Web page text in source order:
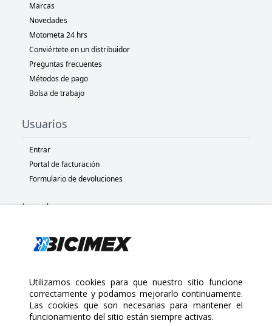
Marcas
Novedades
Motometa 24 hrs
Conviértete en un distribuidor
Preguntas frecuentes
Métodos de pago
Bolsa de trabajo
Usuarios
Entrar
Portal de facturación
Formulario de devoluciones
Legal
Políticas de privacidad
Políticas de devolución
Copyright 2025 Bicimex®. All rights reserved. Today is Lunes,
Agosto 10, 2026
Utilizamos cookies para que nuestro sitio funcione
correctamente y podamos mejorarlo continuamente.
Las cookies que son necesarias para mantener el
funcionamiento del sitio están siempre activas.